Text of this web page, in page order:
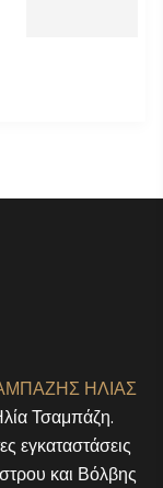
ΗΛΙΑΣ
Τσαμπάζη.
εγκαταστάσεις
και Βόλβης